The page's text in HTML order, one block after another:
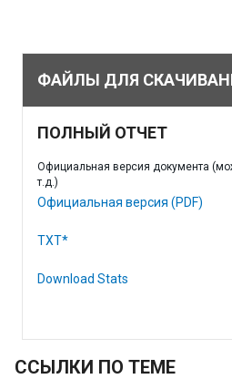
ФАЙЛЫ ДЛЯ
ПОЛНЫЙ ОТЧЕТ
Официальная версия документа
т.д.)
Официальная версия (PDF)
TXT*
Download Stats
ССЫЛКИ ПО ТЕМЕ